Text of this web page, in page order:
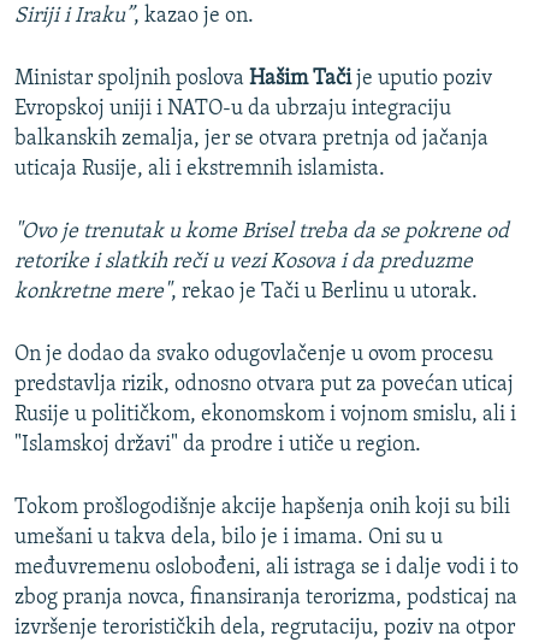
Siriji i Iraku”, kazao je on.
Ministar spoljnih poslova Hašim Tačije uputio poziv
Evropskoj uniji i NATO-u da ubrzaju integraciju
balkanskih zemalja, jer se otvara pretnja od jačanja
uticaja Rusije, ali i ekstremnih islamista.
"Ovo je trenutak u kome Brisel treba da se pokrene od
retorike i slatkih reči u vezi Kosova i da preduzme
konkretne mere", rekao je Tači u Berlinu u utorak.
On je dodao da svako odugovlačenje u ovom procesu
predstavlja rizik, odnosno otvara put za povećan uticaj
Rusije u političkom, ekonomskom i vojnom smislu, ali i
"Islamskoj državi" da prodre i utiče u region.
Tokom prošlogodišnje akcije hapšenja onih koji su bili
umešani u takva dela, bilo je i imama. Oni su u
međuvremenu oslobođeni, ali istraga se i dalje vodi i to
zbog pranja novca, finansiranja terorizma, podsticaj na
izvršenje terorističkih dela, regrutaciju, poziv na otpor